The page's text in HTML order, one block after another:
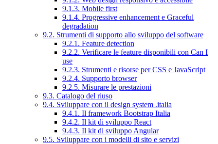
9.1.3. Mobile first
9.1.4. Progressive enhancement e Graceful
degradation
9.2. Strumenti di supporto allo sviluppo del software
9.2.1. Feature detection
9.2.2. Verificare le feature disponibili con Can I
use
9.2.3. Strumenti e risorse per CSS e JavaScript
9.2.4. Supporto browser
9.2.5. Misurare le prestazioni
9.3. Catalogo del riuso
9.4. Sviluppare con il design system .italia
9.4.1. Il framework Bootstrap Italia
9.4.2. Il kit di sviluppo React
9.4.3. Il kit di sviluppo Angular
9.5. Sviluppare con i modelli di sito e servizi